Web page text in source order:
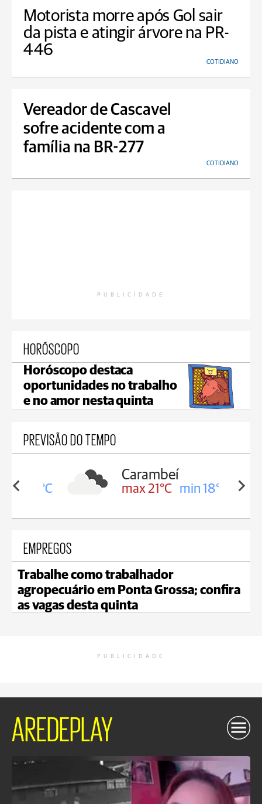
Motorista morre após Gol sair
da pista e atingir árvore na PR-
446
COTIDIANO
Vereador de Cascavel
sofre acidente com a
família na BR-277
COTIDIANO
PUBLICIDADE
HORÓSCOPO
Horóscopo destaca
oportunidades no trabalho
e no amor nesta quinta
PREVISÃO DO TEMPO
19°C
Carambeí
max 21°C min 18°C
EMPREGOS
Trabalhe como trabalhador
agropecuário em Ponta Grossa; confira
as vagas desta quinta
PUBLICIDADE
AREDEPLAY